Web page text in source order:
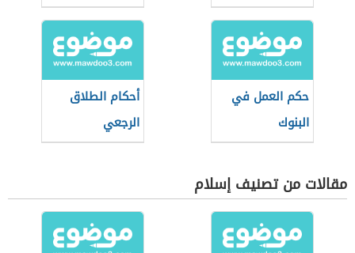
قبل قسمتها
حكم العمل في
البنوك
أحكام الطلاق
الرجعي
مقالات من تصنيف إسلام